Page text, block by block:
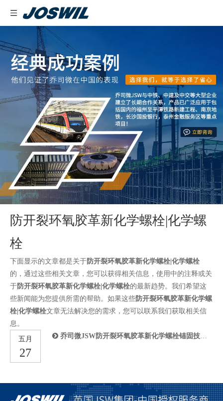
防开裂环氧胶革新化学螺栓|化学螺
栓
下面显示的文章都是关于防开裂环氧胶革新化学螺栓|化学螺栓
的，通过这些相关文章，您可以获得相关信息，使用中的注释或关
于防开裂环氧胶革新化学螺栓|化学螺栓的最新趋势。我们希望这
些新闻能为您提供所需的帮助。如果这些防开裂环氧胶革新化学螺
栓|化学螺栓文章无法解决您的需求，您可以联系我们获取相关信
息。
五月
27
乔司微JSW防开裂环氧胶革新化学螺栓锚固技术，筑牢建筑安全防线